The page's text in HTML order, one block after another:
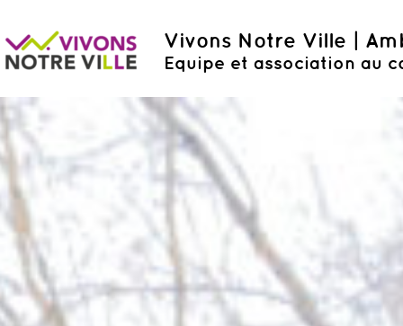
Vivons Notre Ville |
Equipe et association au